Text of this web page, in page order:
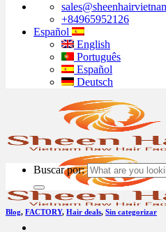
+84965952126
Español
English
Português
Español
Deutsch
Buscar por:
Blog, FACTORY, Hair deals, Sin categorizar